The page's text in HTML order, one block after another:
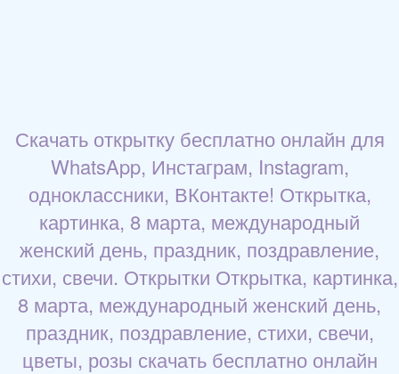
Скачать открытку бесплатно онлайн для
WhatsApp, Инстаграм, Instagram,
одноклассники, ВКонтакте! Открытка,
картинка, 8 марта, международный
женский день, праздник, поздравление,
стихи, свечи. Открытки Открытка, картинка,
8 марта, международный женский день,
праздник, поздравление, стихи, свечи,
цветы, розы скачать бесплатно онлайн